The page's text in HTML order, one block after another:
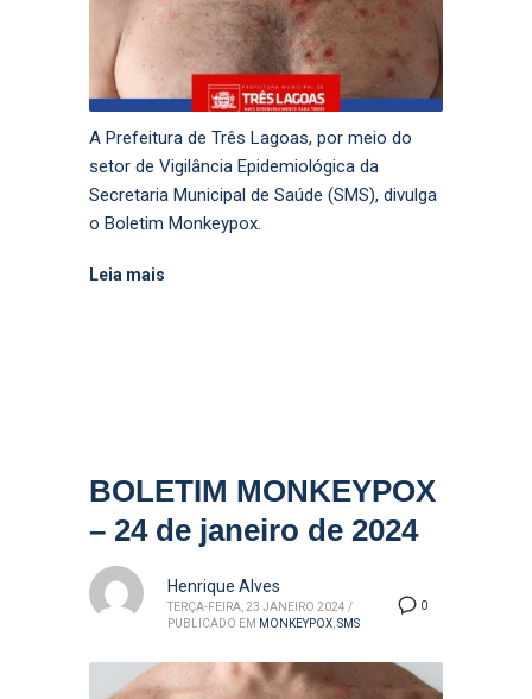
A Prefeitura de Três Lagoas, por meio do
setor de Vigilância Epidemiológica da
Secretaria Municipal de Saúde (SMS), divulga
o Boletim Monkeypox.
Leia mais
BOLETIM MONKEYPOX
– 24 de janeiro de 2024
0
Henrique Alves
TERÇA-FEIRA, 23 JANEIRO 2024 /
PUBLICADO EM MONKEYPOX SMS